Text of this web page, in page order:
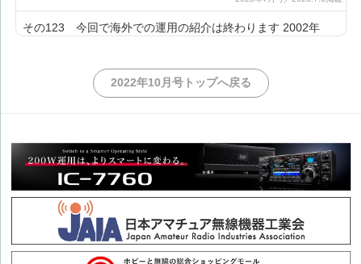
その123 今回で海外での運用の紹介は終わります 2002年
その122 アフリカのコモロで国際的なDXペディション 2001
(1)
その120 この連載記事は今回で10年になります。2000年(3)
その119 2000年はサンスポットサイクル23のピーク 2000年
2022年10月号トップへ戻る